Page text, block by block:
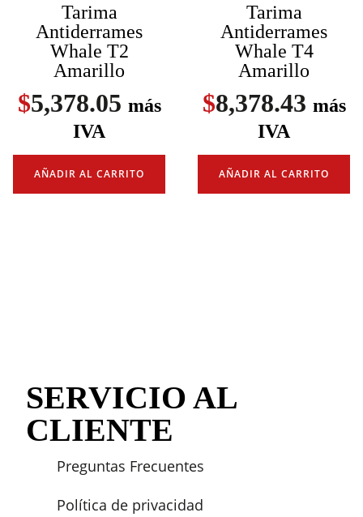
Tarima
Antiderrames
Whale T2
Amarillo
$5,378.05 más
IVA
AÑADIR AL CARRITO
Tarima
Antiderrames
Whale T4
Amarillo
$8,378.43 más
IVA
AÑADIR AL CARRITO
SERVICIO AL
CLIENTE
Preguntas Frecuentes
Política de privacidad